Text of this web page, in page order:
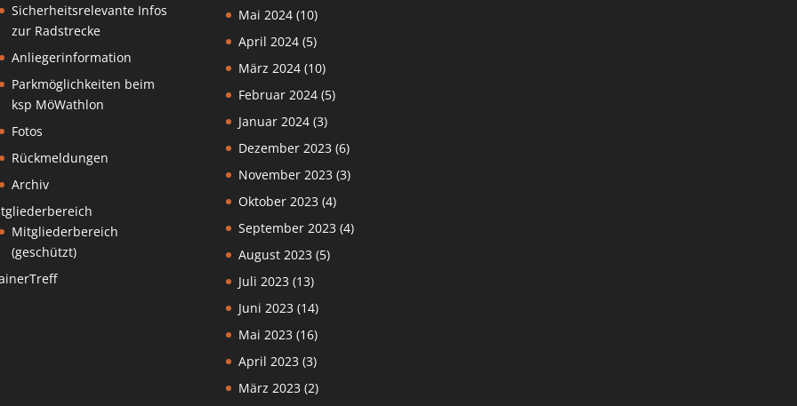
Sicherheitsrelevante Infos
zur Radstrecke
Anliegerinformation
Parkmöglichkeiten beim
ksp MöWathlon
Fotos
Rückmeldungen
Archiv
Mitgliederbereich
(geschützt)
Mai 2024(10)
April 2024(5)
März 2024(10)
Februar 2024(5)
Januar 2024(3)
Dezember 2023 (6)
November 2023 (3)
Oktober 2023 (4)
September 2023 (4)
August 2023 (5)
Juli 2023 (13)
Juni 2023 (14)
Mai 2023 (16)
April 2023 (3)
März 2023 (2)